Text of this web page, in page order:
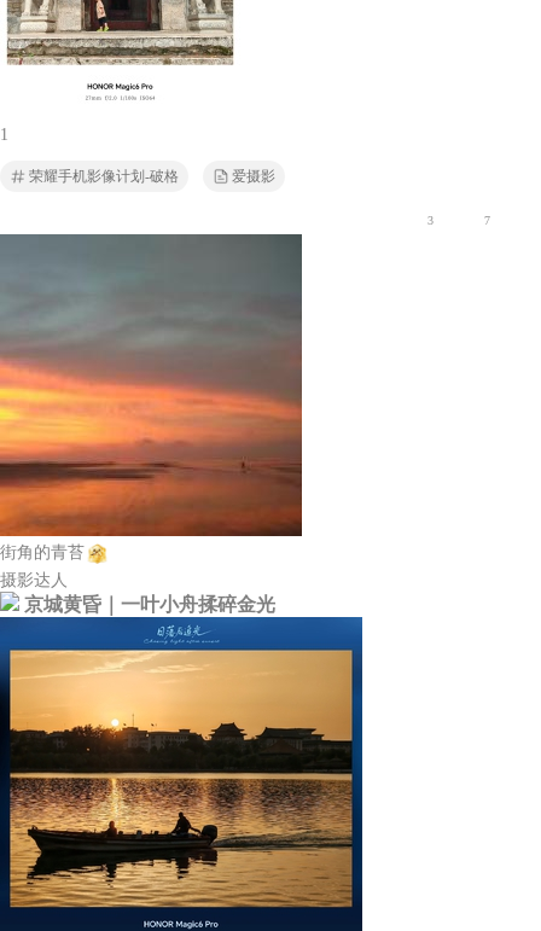
1
荣耀手机影像计划-破格 爱摄影
3 7
街角的青苔
摄影达人
京城黄昏｜一叶小舟揉碎金光